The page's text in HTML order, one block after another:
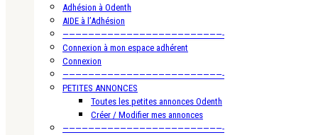
Adhésion à Odenth
AIDE à l’Adhésion
—————————————————————————-
Connexion à mon espace adhérent
Connexion
—————————————————————————-
PETITES ANNONCES
Toutes les petites annonces Odenth
Créer / Modifier mes annonces
—————————————————————————-